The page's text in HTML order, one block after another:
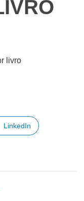
livro
LinkedIn